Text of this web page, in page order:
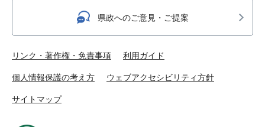
県政へのご意見・ご提案
リンク・著作権・免責事項 利用ガイド
個人情報保護の考え方 ウェブアクセシビリティ方針
サイトマップ